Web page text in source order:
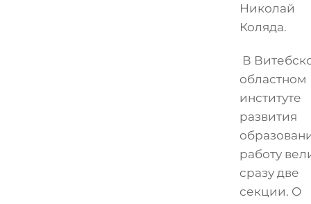
Николай
Коляда.
В
областном
институте
развития
работу
сразу две
секции. О